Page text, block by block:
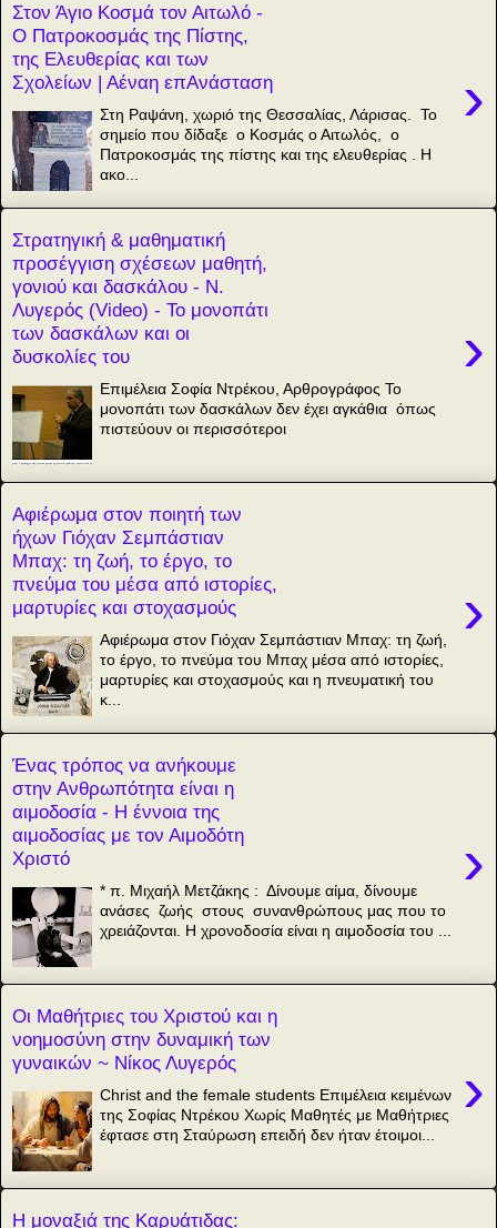
Στον Άγιο Κοσμά τον Αιτωλό -
Ο Πατροκοσμάς της Πίστης,
της Ελευθερίας και των
Σχολείων | Αέναη επΑνάσταση
›
Στη Ραψάνη, χωριό της Θεσσαλίας, Λάρισας. Το
σημείο που δίδαξε ο Κοσμάς ο Αιτωλός, ο
Πατροκοσμάς της πίστης και της ελευθερίας . Η
ακο...
Στρατηγική & μαθηματική
προσέγγιση σχέσεων μαθητή,
γονιού και δασκάλου - Ν.
Λυγερός (Video) - Το μονοπάτι
των δασκάλων και οι
δυσκολίες του
›
Επιμέλεια Σοφία Ντρέκου, Αρθρογράφος Το
μονοπάτι των δασκάλων δεν έχει αγκάθια όπως
πιστεύουν οι περισσότεροι
Αφιέρωμα στον ποιητή των
ήχων Γιόχαν Σεμπάστιαν
Μπαχ: τη ζωή, το έργο, το
πνεύμα του μέσα από ιστορίες,
μαρτυρίες και στοχασμούς
›
Αφιέρωμα στον Γιόχαν Σεμπάστιαν Μπαχ: τη ζωή,
το έργο, το πνεύμα του Μπαχ μέσα από ιστορίες,
μαρτυρίες και στοχασμούς και η πνευματική του
κ...
Ένας τρόπος να ανήκουμε
στην Ανθρωπότητα είναι η
αιμοδοσία - Η έννοια της
αιμοδοσίας με τον Αιμοδότη
Χριστό
›
* π. Μιχαήλ Μετζάκης : Δίνουμε αίμα, δίνουμε
ανάσες ζωής στους συνανθρώπους μας που το
χρειάζονται. Η χρονοδοσία είναι η αιμοδοσία του ...
Οι Μαθήτριες του Χριστού και η
νοημοσύνη στην δυναμική των
γυναικών ~ Νίκος Λυγερός
›
Christ and the female students Επιμέλεια κειμένων
της Σοφίας Ντρέκου Χωρίς Μαθητές με Μαθήτριες
έφτασε στη Σταύρωση επειδή δεν ήταν έτοιμοι...
Η μοναξιά της Καρυάτιδας: